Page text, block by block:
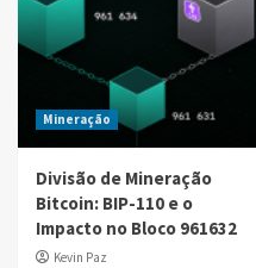
Mineração
Divisão de Mineração
Bitcoin: BIP-110 e o
Impacto no Bloco 961632
Kevin Paz